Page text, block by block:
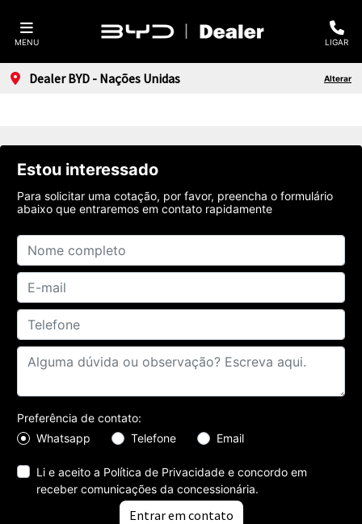
MENU LIGAR
Dealer BYD - Nações Unidas Alterar
Estou interessado
Para solicitar uma cotação, por favor, preencha o formulário
abaixo que entraremos em contato rapidamente
Preferência de contato:
Whatsapp
Telefone Email
Li e aceito a Política de Privacidade e concordo em
receber comunicações da concessionária.
Entrar em contato